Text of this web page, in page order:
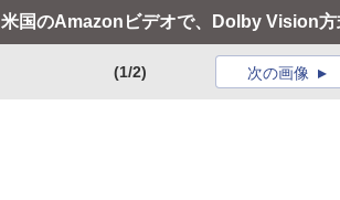
米国のAmazonビデオで、Dolby Vision
(1/2) 次の画像